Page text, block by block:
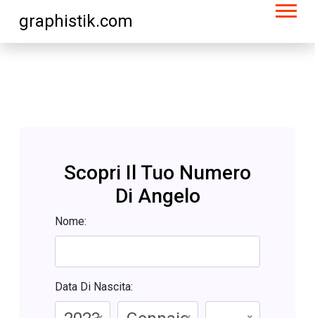
graphistik.com
Scopri Il Tuo Numero
Di Angelo
Nome:
Data Di Nascita: